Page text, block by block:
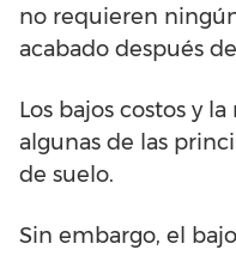
no requieren
acabado después
Los bajos costos y
algunas de las
de suelo.
Sin embargo, el